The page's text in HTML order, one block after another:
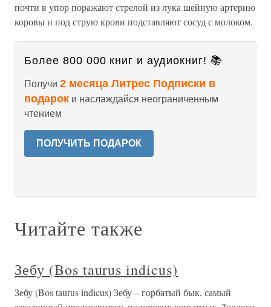
почти в упор поражают стрелой из лука шейную артерию
коровы и под струю крови подставляют сосуд с молоком.
Более 800 000 книг и аудиокниг! 📚
Получи 2 месяца Литрес Подписки в
подарок и наслаждайся неограниченным
чтением
ПОЛУЧИТЬ ПОДАРОК
Читайте также
Зебу (Bos taurus indicus)
Зебу (Bos taurus indicus) Зебу – горбатый бык, самый